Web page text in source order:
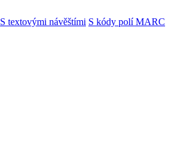
S textovými návěštími S kódy polí MARC